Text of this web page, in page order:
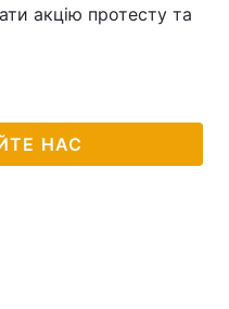
акцію протесту та
НАС